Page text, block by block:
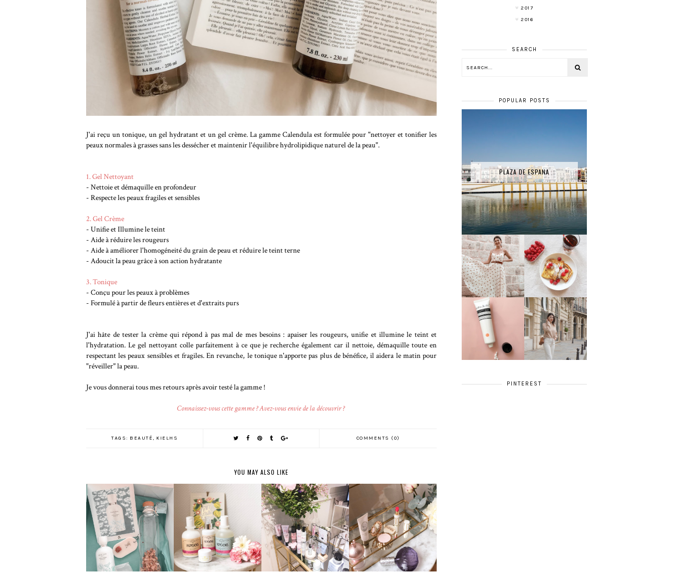
J'ai reçu un tonique, un gel hydratant et un gel crème. La gamme Calendula est formulée pour "nettoyer et tonifier les
peaux normales à grasses sans les dessécher et maintenir l'équilibre hydrolipidique naturel de la peau".
1. Gel Nettoyant
- Nettoie et démaquille en profondeur
- Respecte les peaux fragiles et sensibles
2. Gel Crème
- Unifie et Illumine le teint
- Aide à réduire les rougeurs
- Aide à améliorer l'homogéneité du grain de peau et réduire le teint terne
- Adoucit la peau grâce à son action hydratante
3. Tonique
- Conçu pour les peaux à problèmes
- Formulé à partir de fleurs entières et d'extraits purs
J'ai hâte de tester la crème qui répond à pas mal de mes besoins : apaiser les rougeurs, unifie et illumine le teint et
l'hydratation. Le gel nettoyant colle parfaitement à ce que je recherche également car il nettoie, démaquille toute en
respectant les peaux sensibles et fragiles. En revanche, le tonique n'apporte pas plus de bénéfice, il aidera le matin pour
"réveiller" la peau.
Je vous donnerai tous mes retours après avoir testé la gamme !
Connaissez-vous cette gamme ? Avez-vous envie de la découvrir ?
TAGS: BEAUTÉ, KIELHS COMMENTS (0)
YOU MAY ALSO LIKE
GOUTAL : PETITE
CHÉRIE
HUYGENS :
NOUVEAUTÉS
EVENT FRANCK
DRAPEAU : MAUI,
LAVERA, ARNAUD ET
FLEURANCE
LES MERVEILLEUSES
LA DURÉE
2017
2016
SEARCH
POPULAR POSTS
PLAZA DE ESPANA
LA ROBE SÉZANE
RECETTE - PAIN
PERDU
TEST PRODUIT #1
: HYDRA ACTIV
SMART NUTRIENT
DAY DREAM - FIGS
& ROUGE
3 TENUES
PORTÉES CE MOIS
#JANVIER
PINTEREST